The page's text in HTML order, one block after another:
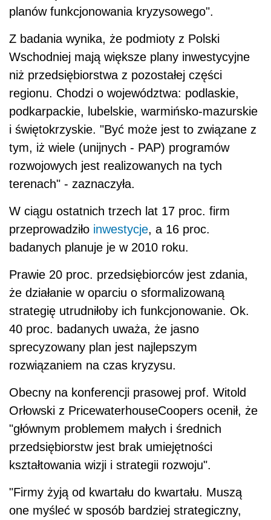
planów funkcjonowania kryzysowego".
Z badania wynika, że podmioty z Polski
Wschodniej mają większe plany inwestycyjne
niż przedsiębiorstwa z pozostałej części
regionu. Chodzi o województwa: podlaskie,
podkarpackie, lubelskie, warmińsko-mazurskie
i świętokrzyskie. "Być może jest to związane z
tym, iż wiele (unijnych - PAP) programów
rozwojowych jest realizowanych na tych
terenach" - zaznaczyła.
W ciągu ostatnich trzech lat 17 proc. firm
przeprowadziło inwestycje, a 16 proc.
badanych planuje je w 2010 roku.
Prawie 20 proc. przedsiębiorców jest zdania,
że działanie w oparciu o sformalizowaną
strategię utrudniłoby ich funkcjonowanie. Ok.
40 proc. badanych uważa, że jasno
sprecyzowany plan jest najlepszym
rozwiązaniem na czas kryzysu.
Obecny na konferencji prasowej prof. Witold
Orłowski z PricewaterhouseCoopers ocenił, że
"głównym problemem małych i średnich
przedsiębiorstw jest brak umiejętności
kształtowania wizji i strategii rozwoju".
"Firmy żyją od kwartału do kwartału. Muszą
one myśleć w sposób bardziej strategiczny,